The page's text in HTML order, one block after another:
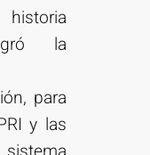
la
para
y las